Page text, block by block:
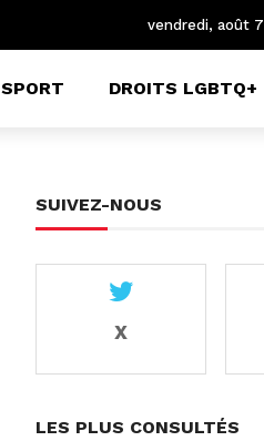
vendredi, août 7
SPORT DROITS LGBTQ+
SUIVEZ-NOUS
X
LES PLUS CONSULTÉS